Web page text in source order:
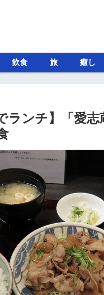
飲食 旅 癒し
ランチ】「愛